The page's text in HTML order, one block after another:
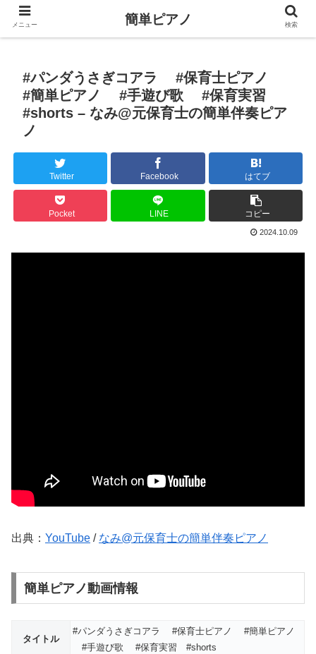
#パンダうさぎコアラ #保育士ピアノ
#簡単ピアノ #手遊び歌 #保育実習
#shorts – なみ@元保育士の簡単伴奏ピア
ノ
Twitter Facebook はてブ
Pocket LINE コピー
2024.10.09
出典： YouTube / なみ@元保育士の簡単伴奏ピアノ
簡単ピアノ動画情報
タイトル
#パンダうさぎコアラ #保育士ピアノ #簡単ピアノ
#手遊び歌 #保育実習 #shorts
メニュー 簡単ピアノ 検索